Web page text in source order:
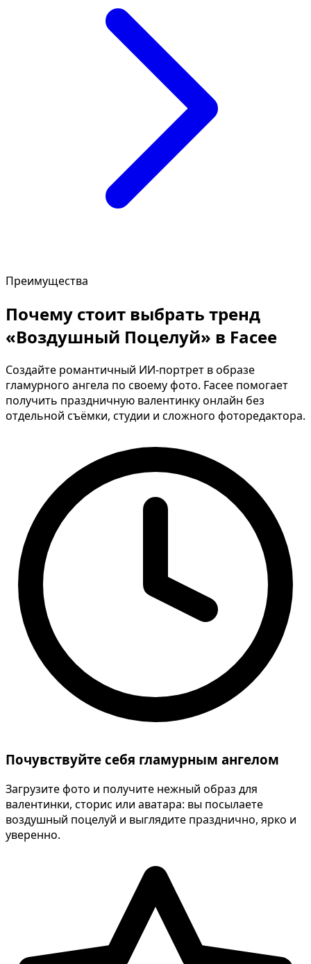
Преимущества
Почему стоит выбрать тренд
«Воздушный Поцелуй» в Facee
Создайте романтичный ИИ-портрет в образе
гламурного ангела по своему фото. Facee помогает
получить праздничную валентинку онлайн без
отдельной съёмки, студии и сложного фоторедактора.
Почувствуйте себя гламурным ангелом
Загрузите фото и получите нежный образ для
валентинки, сторис или аватара: вы посылаете
воздушный поцелуй и выглядите празднично, ярко и
уверенно.